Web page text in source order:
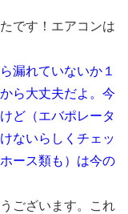
です！エアコンは
漏れていないか１
ら大丈夫だよ。今
ど（エバポレータ
ないらしくチェッ
ース類も）は今の
ございます。これ